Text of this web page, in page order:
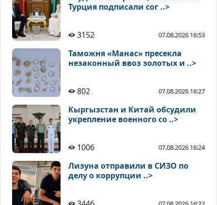
Турция подписали сог ..>
3152 07.08.2026 16:53
Таможня «Манас» пресекла
незаконный ввоз золотых и ..>
802 07.08.2026 16:27
Кыргызстан и Китай обсудили
укрепление военного со ..>
1006 07.08.2026 16:24
Лизуна отправили в СИЗО по
делу о коррупции ..>